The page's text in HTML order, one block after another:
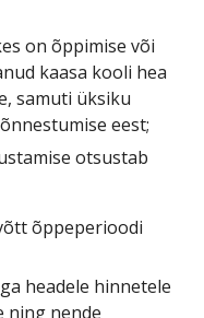
on õppimise või
kaasa kooli hea
samuti üksiku
eest;
otsustab
õppeperioodi
headele hinnetele
ning nende